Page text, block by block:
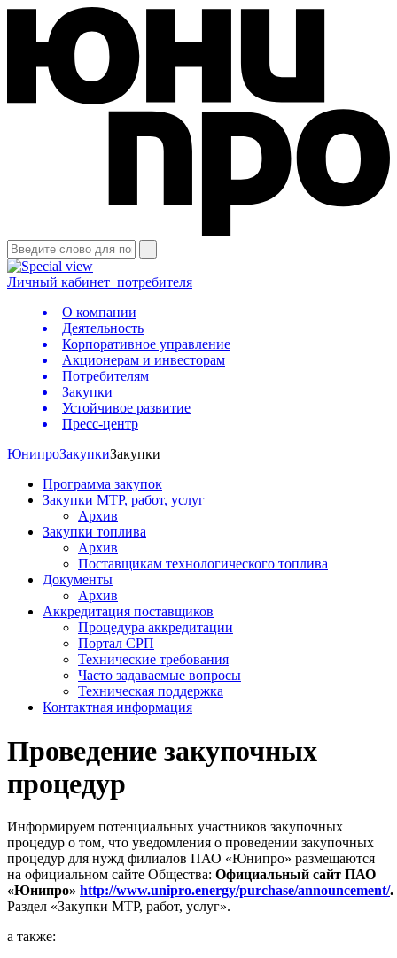
Личный кабинет потребителя
О компании
Деятельность
Корпоративное управление
Акционерам и инвесторам
Потребителям
Закупки
Устойчивое развитие
Пресс-центр
ЮнипроЗакупкиЗакупки
Программа закупок
Закупки МТР, работ, услуг
Архив
Закупки топлива
Архив
Поставщикам технологического топлива
Документы
Архив
Аккредитация поставщиков
Процедура аккредитации
Портал СРП
Технические требования
Часто задаваемые вопросы
Техническая поддержка
Контактная информация
Проведение закупочных
процедур
Информируем потенциальных участников закупочных
процедур о том, что уведомления о проведении закупочных
процедур для нужд филиалов ПАО «Юнипро» размещаются
на официальном сайте Общества: Официальный сайт ПАО
«Юнипро» http://www.unipro.energy/purchase/announcement/.
Раздел «Закупки МТР, работ, услуг».
а также: